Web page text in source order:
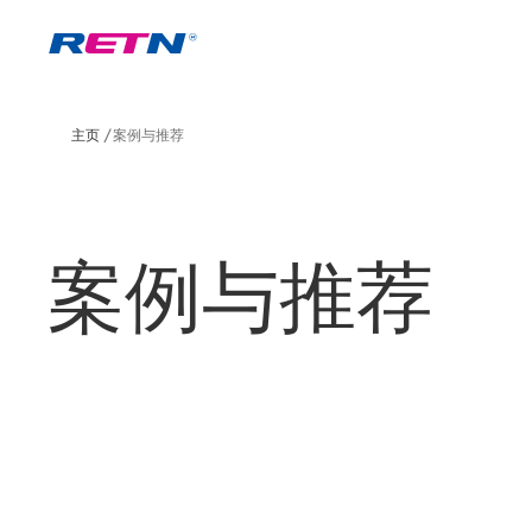
主页 案例与推荐
案例与推荐